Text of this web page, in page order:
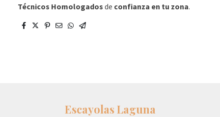
Técnicos Homologados de confianza en tu zona.
Escayolas Laguna